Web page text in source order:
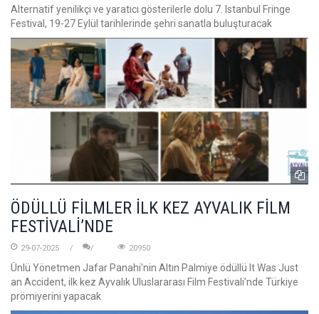
Alternatif yenilikçi ve yaratıcı gösterilerle dolu 7. Istanbul Fringe
Festival, 19-27 Eylül tarihlerinde şehri sanatla buluşturacak
ÖDÜLLÜ FİLMLER İLK KEZ AYVALIK FİLM
FESTİVALİ’NDE
29-07-2025 20950
Ünlü Yönetmen Jafar Panahi'nin Altın Palmiye ödüllü It Was Just
an Accident, ilk kez Ayvalık Uluslararası Film Festivali’nde Türkiye
prömiyerini yapacak